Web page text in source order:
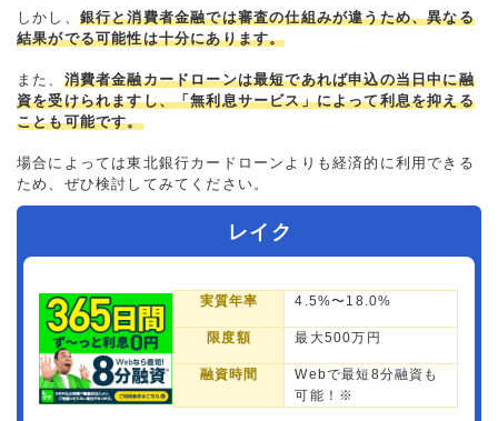
しかし、 銀行と消費者金融では審査の仕組みが違うため、異なる
結果がでる可能性は十分にあります。
また、 消費者金融カードローンは最短であれば申込の当日中に融
資を受けられますし、「無利息サービス」によって利息を抑える
ことも可能です。
場合によっては東北銀行カードローンよりも経済的に利用できる
ため、ぜひ検討してみてください。
レイク
実質年率 4.5%〜18.0%
限度額 最大500万円
融資時間
Webで最短8分融資も
可能！※